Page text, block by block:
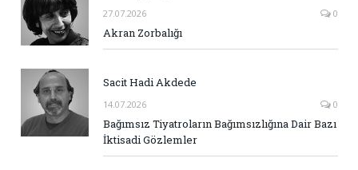
27.07.2026 0
Akran Zorbalığı
Sacit Hadi Akdede
14.07.2026 0
Bağımsız Tiyatroların Bağımsızlığına Dair Bazı
İktisadi Gözlemler